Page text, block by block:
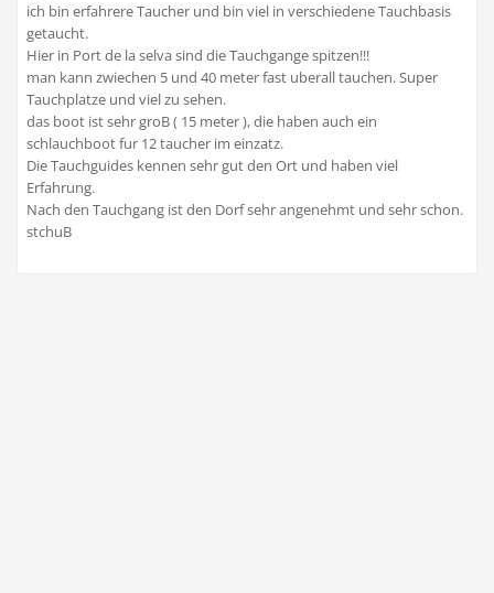
ich bin erfahrere Taucher und bin viel in verschiedene Tauchbasis
getaucht.
Hier in Port de la selva sind die Tauchgange spitzen!!!
man kann zwiechen 5 und 40 meter fast uberall tauchen. Super
Tauchplatze und viel zu sehen.
das boot ist sehr groB ( 15 meter ), die haben auch ein
schlauchboot fur 12 taucher im einzatz.
Die Tauchguides kennen sehr gut den Ort und haben viel
Erfahrung.
Nach den Tauchgang ist den Dorf sehr angenehmt und sehr schon.
stchuB